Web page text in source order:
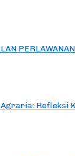
PERLAWANAN
Refleksi